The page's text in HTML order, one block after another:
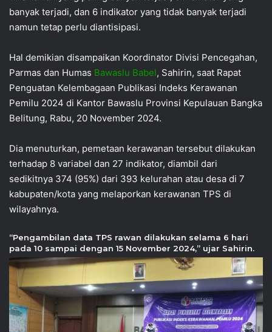
banyak terjadi, dan 6 indikator yang tidak banyak terjadi
namun tetap perlu diantisipasi.
Hal demikian disampaikan Koordinator Divisi Pencegahan,
Parmas dan Humas Bawaslu Babel, Sahirin, saat Rapat
Penguatan Kelembagaan Publikasi Indeks Kerawanan
Pemilu 2024 di Kantor Bawaslu Provinsi Kepulauan Bangka
Belitung, Rabu, 20 November 2024.
Dia menuturkan, pemetaan kerawanan tersebut dilakukan
terhadap 8 variabel dan 27 indikator, diambil dari
sedikitnya 374 (95%) dari 393 kelurahan atau desa di 7
kabupaten/kota yang melaporkan kerawanan TPS di
wilayahnya.
“Pengambilan data TPS rawan dilakukan selama 6 hari
pada 10 sampai dengan 15 November 2024,” ujar Sahirin.